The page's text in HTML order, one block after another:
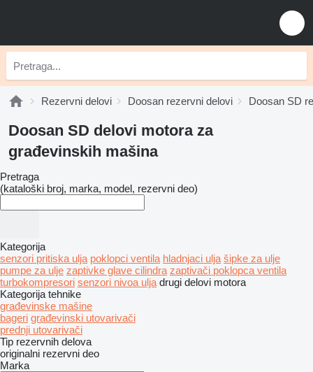
Rezervni delovi Doosan rezervni delovi Doosan SD
Doosan SD delovi motora za
građevinskih mašina
Pretraga
(kataloški broj, marka, model, rezervni deo)
Kategorija
senzori pritiska ulja poklopci ventila hladnjaci ulja šipke za ulje
pumpe za ulje zaptivke glave cilindra zaptivači poklopca ventila
turbokompresori senzori nivoa ulja drugi delovi motora
Kategorija tehnike
građevinske mašine
bageri građevinski utovarivači
prednji utovarivači
Tip rezervnih delova
originalni rezervni deo
Marka